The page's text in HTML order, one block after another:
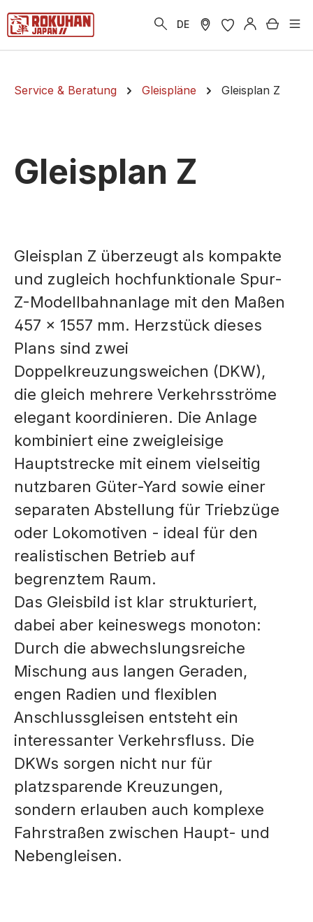
springen DE
Service & Beratung Gleispläne Gleisplan Z
Gleisplan Z
Gleisplan Z überzeugt als kompakte
und zugleich hochfunktionale Spur-
Z-Modellbahnanlage mit den Maßen
457 × 1557 mm. Herzstück dieses
Plans sind zwei
Doppelkreuzungsweichen (DKW),
die gleich mehrere Verkehrsströme
elegant koordinieren. Die Anlage
kombiniert eine zweigleisige
Hauptstrecke mit einem vielseitig
nutzbaren Güter-Yard sowie einer
separaten Abstellung für Triebzüge
oder Lokomotiven - ideal für den
realistischen Betrieb auf
begrenztem Raum.
Das Gleisbild ist klar strukturiert,
dabei aber keineswegs monoton:
Durch die abwechslungsreiche
Mischung aus langen Geraden,
engen Radien und flexiblen
Anschlussgleisen entsteht ein
interessanter Verkehrsfluss. Die
DKWs sorgen nicht nur für
platzsparende Kreuzungen,
sondern erlauben auch komplexe
Fahrstraßen zwischen Haupt- und
Nebengleisen.